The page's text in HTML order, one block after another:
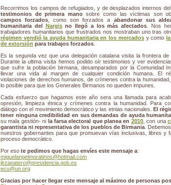
Recorrimos los campos de refugiados, y de desplazados internos
testimonios de primera manosobre como las víctimas son
campos forzados , como son forzados a abandonar sus
humanitaria del Nargisno llegó a los más afectados . Nos
trabajadores humanitarios que frustrados nos mostraban uno tras
régimen vendió la ayuda humanitaria en los mercadosy como
de extorsión para trabajos forzados
Es la segunda vez que una delegación catalana visita la frontera de
Durante la ultima visita hemos podido oír testimonios y ver
que sufre la población birmana, desamparados por la Comunidad
llevar una vida al margen de cualquier condición humana. El
violaciones de derechos humanos, de crímenes contra la
lo posible para que los Generales Birmanos no queden impunes.
Cada esfuerzo que hagamos este año sera una llamada para
opresión, limpieza étnica y crímenes contra la humanidad. Para
diálogo con el movimiento democrático y las etnias nacionales.El
tener ninguna credibilidad en sus demandas de ayuda
su mala gestión- ni la farsa electoral que planea en 2010, con una
garantista ni representativa de los pueblos de Birmania .
nuestros gobernantes para que promuevan vías inclusivas, libres y
proceso democrático.
Por eso te pedimos que hagas envíes este mensaje a:
miguelangelmoratinos@hotmail.com
jlrzapatero@presidencia.gob.es
ecu@un.org
Gracias por hacer llegar este mensaje al máximo de personas